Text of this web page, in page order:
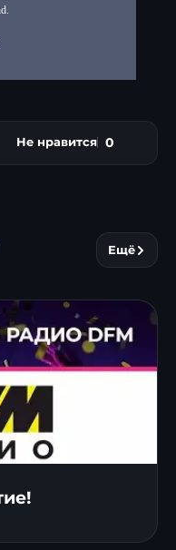
Не нравится 0
Ещё